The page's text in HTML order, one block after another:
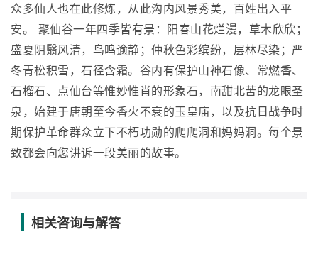
众多仙人也在此修炼，从此沟内风景秀美，百姓出入平
安。 聚仙谷一年四季皆有景：阳春山花烂漫，草木欣欣；
盛夏阴翳风清，鸟鸣逾静；仲秋色彩缤纷，层林尽染；严
冬青松积雪，石径含霜。谷内有保护山神石像、常燃香、
石榴石、点仙台等惟妙惟肖的形象石，南甜北苦的龙眼圣
泉，始建于唐朝至今香火不衰的玉皇庙，以及抗日战争时
期保护革命群众立下不朽功勋的爬爬洞和妈妈洞。每个景
致都会向您讲诉一段美丽的故事。
相关咨询与解答